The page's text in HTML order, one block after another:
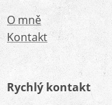
O mně
Kontakt
Rychlý kontakt